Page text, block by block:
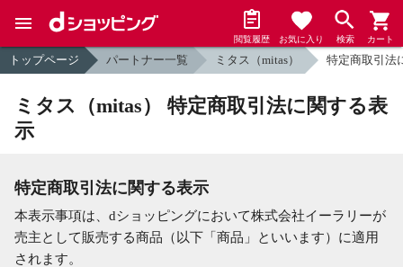
閲覧履歴 お気に入り 検索 カート
トップページ パートナー一覧 ミタス（mitas） 特定商取引法
ミタス（mitas） 特定商取引法に関する表
示
特定商取引法に関する表示
本表示事項は、dショッピングにおいて株式会社イーラリーが
売主として販売する商品（以下「商品」といいます）に適用
されます。